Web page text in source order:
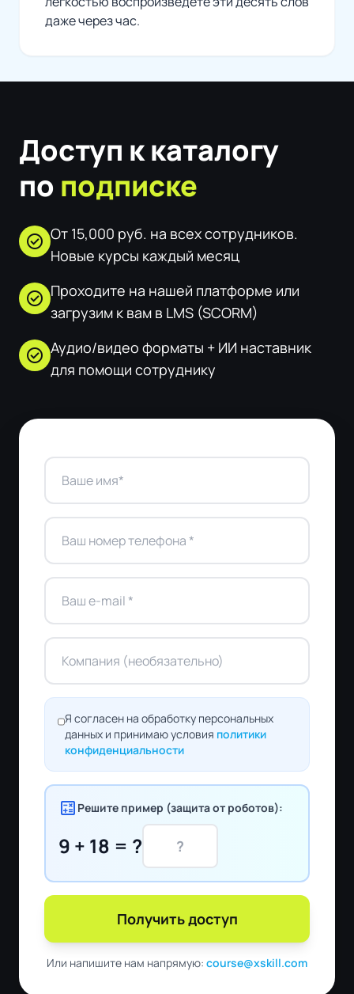
даже через час.
Доступ к каталогу
по подписке
check_circle От 15,000 руб. на всех сотрудников.
Новые курсы каждый месяц
check_circle Проходите на нашей платформе или
загрузим к вам в LMS (SCORM)
check_circle Аудио/видео форматы + ИИ наставник
для помощи сотруднику
Я согласен на обработку персональных
данных и принимаю условия политики
конфиденциальности
calculate Решите пример (защита от роботов):
9 + 18 = ?
Получить доступ
Или напишите нам напрямую: course@xskill.com